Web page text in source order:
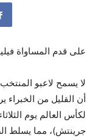
على قدم المساواة
لا يسمح لاعبو
جرينتش)، مما يسلط